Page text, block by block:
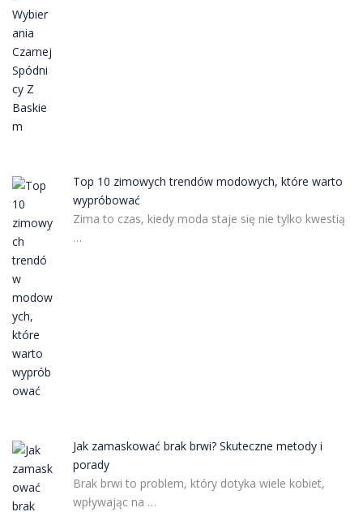
Top 10 zimowych trendów modowych, które warto
wypróbować
Zima to czas, kiedy moda staje się nie tylko kwestią
…
Jak zamaskować brak brwi? Skuteczne metody i
porady
Brak brwi to problem, który dotyka wiele kobiet,
wpływając na …